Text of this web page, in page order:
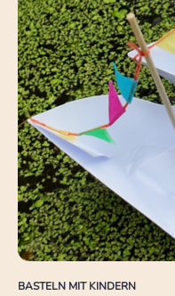
BASTELN MIT KINDERN